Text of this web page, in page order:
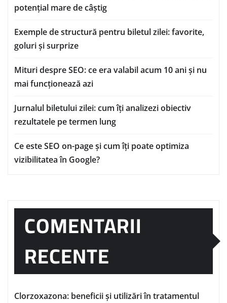
potențial mare de câștig
Exemple de structură pentru biletul zilei: favorite,
goluri și surprize
Mituri despre SEO: ce era valabil acum 10 ani și nu
mai funcționează azi
Jurnalul biletului zilei: cum îți analizezi obiectiv
rezultatele pe termen lung
Ce este SEO on-page și cum îți poate optimiza
vizibilitatea în Google?
COMENTARII
RECENTE
Clorzoxazona: beneficii și utilizări în tratamentul